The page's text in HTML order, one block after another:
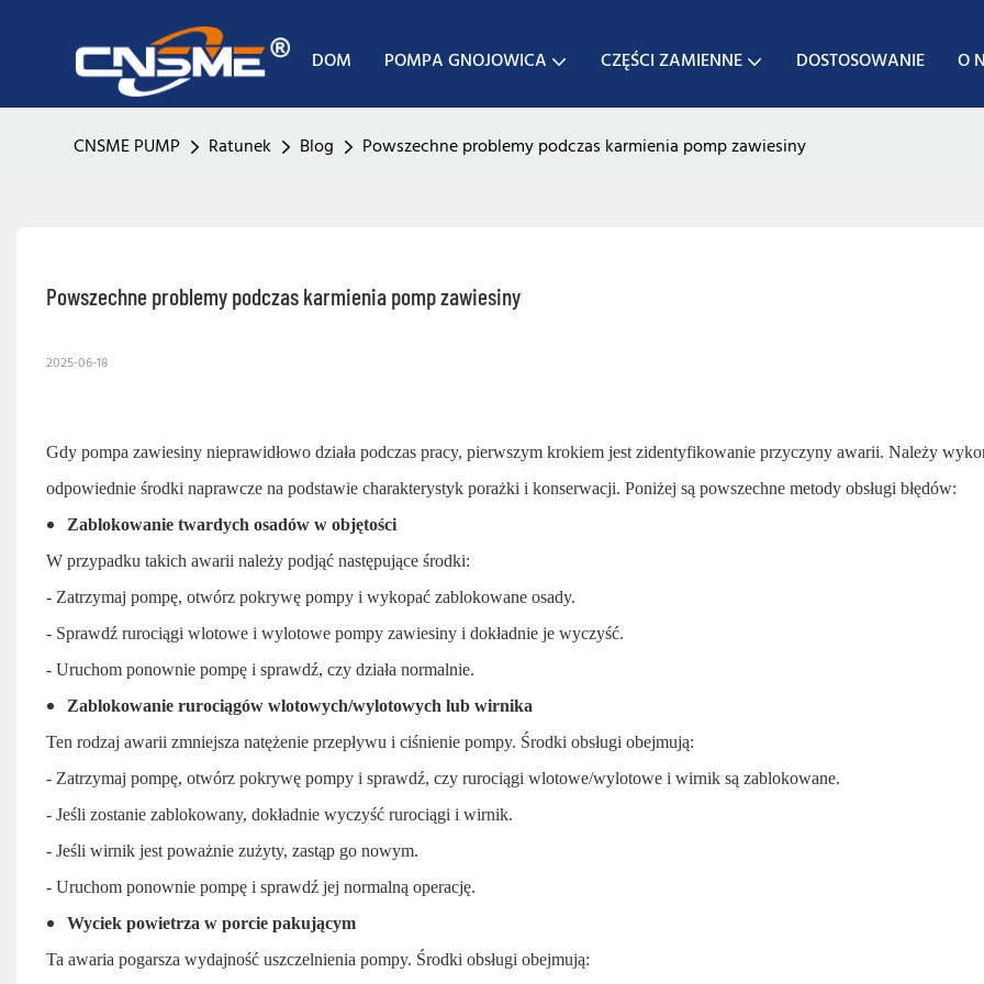
DOM POMPA GNOJOWICA CZĘŚCI ZAMIENNE DOSTOSOWANIE O
CNSME PUMP Ratunek Blog Powszechne problemy podczas karmienia pomp zawiesiny
Powszechne problemy podczas karmienia pomp zawiesiny
2025-06-18
Gdy pompa zawiesiny nieprawidłowo działa podczas pracy, pierwszym krokiem jest zidentyfikowanie przyczyny awarii. Należy
odpowiednie środki naprawcze na podstawie charakterystyk porażki i konserwacji. Poniżej są powszechne metody obsługi błędów:
Zablokowanie twardych osadów w objętości
W przypadku takich awarii należy podjąć następujące środki:
- Zatrzymaj pompę, otwórz pokrywę pompy i wykopać zablokowane osady.
- Sprawdź rurociągi wlotowe i wylotowe pompy zawiesiny i dokładnie je wyczyść.
- Uruchom ponownie pompę i sprawdź, czy działa normalnie.
Zablokowanie rurociągów wlotowych/wylotowych lub wirnika
Ten rodzaj awarii zmniejsza natężenie przepływu i ciśnienie pompy. Środki obsługi obejmują:
- Zatrzymaj pompę, otwórz pokrywę pompy i sprawdź, czy rurociągi wlotowe/wylotowe i wirnik są zablokowane.
- Jeśli zostanie zablokowany, dokładnie wyczyść rurociągi i wirnik.
- Jeśli wirnik jest poważnie zużyty, zastąp go nowym.
- Uruchom ponownie pompę i sprawdź jej normalną operację.
Wyciek powietrza w porcie pakującym
Ta awaria pogarsza wydajność uszczelnienia pompy. Środki obsługi obejmują: